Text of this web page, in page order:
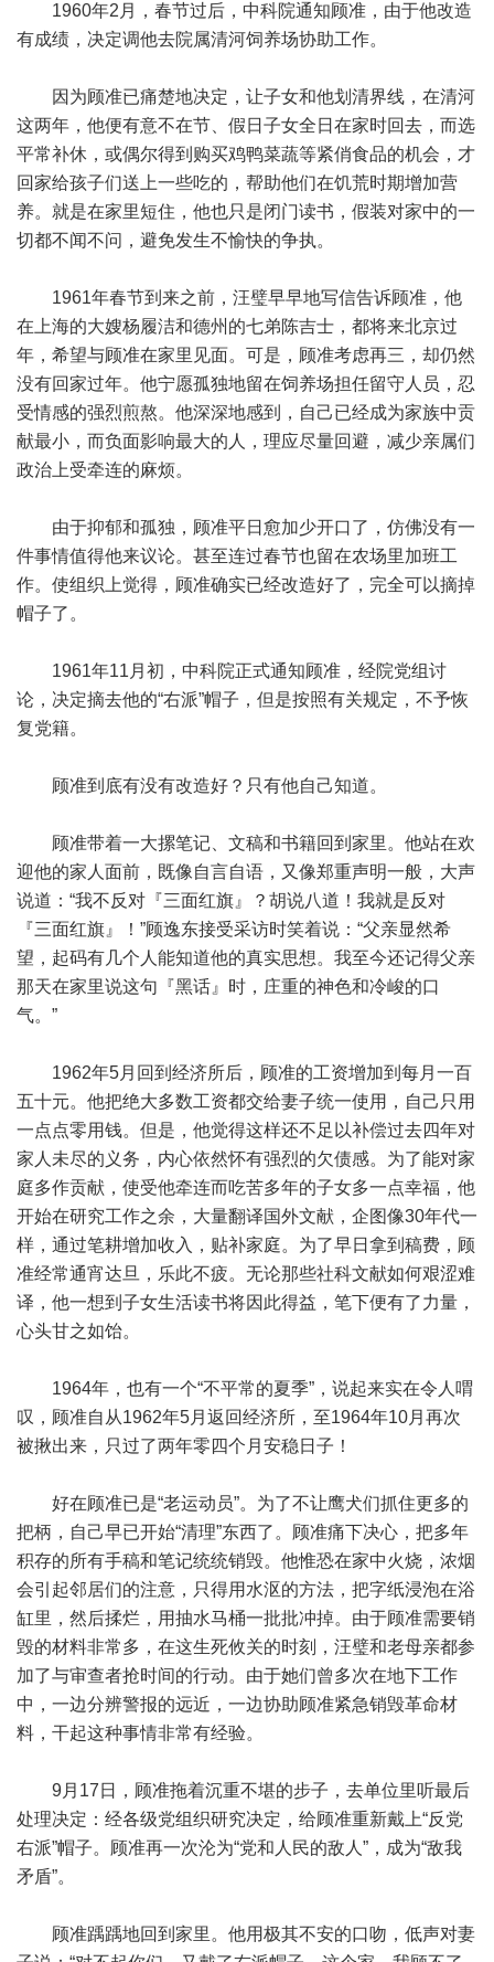
1960年2月，春节过后，中科院通知顾准，由于他改造
有成绩，决定调他去院属清河饲养场协助工作。
因为顾准已痛楚地决定，让子女和他划清界线，在清河
这两年，他便有意不在节、假日子女全日在家时回去，而选
平常补休，或偶尔得到购买鸡鸭菜蔬等紧俏食品的机会，才
回家给孩子们送上一些吃的，帮助他们在饥荒时期增加营
养。就是在家里短住，他也只是闭门读书，假装对家中的一
切都不闻不问，避免发生不愉快的争执。
1961年春节到来之前，汪璧早早地写信告诉顾准，他
在上海的大嫂杨履洁和德州的七弟陈吉士，都将来北京过
年，希望与顾准在家里见面。可是，顾准考虑再三，却仍然
没有回家过年。他宁愿孤独地留在饲养场担任留守人员，忍
受情感的强烈煎熬。他深深地感到，自己已经成为家族中贡
献最小，而负面影响最大的人，理应尽量回避，减少亲属们
政治上受牵连的麻烦。
由于抑郁和孤独，顾准平日愈加少开口了，仿佛没有一
件事情值得他来议论。甚至连过春节也留在农场里加班工
作。使组织上觉得，顾准确实已经改造好了，完全可以摘掉
帽子了。
1961年11月初，中科院正式通知顾准，经院党组讨
论，决定摘去他的“右派”帽子，但是按照有关规定，不予恢
复党籍。
顾准到底有没有改造好？只有他自己知道。
顾准带着一大摞笔记、文稿和书籍回到家里。他站在欢
迎他的家人面前，既像自言自语，又像郑重声明一般，大声
说道：“我不反对『三面红旗』？胡说八道！我就是反对
『三面红旗』！”顾逸东接受采访时笑着说：“父亲显然希
望，起码有几个人能知道他的真实思想。我至今还记得父亲
那天在家里说这句『黑话』时，庄重的神色和冷峻的口
气。”
1962年5月回到经济所后，顾准的工资增加到每月一百
五十元。他把绝大多数工资都交给妻子统一使用，自己只用
一点点零用钱。但是，他觉得这样还不足以补偿过去四年对
家人未尽的义务，内心依然怀有强烈的欠债感。为了能对家
庭多作贡献，使受他牵连而吃苦多年的子女多一点幸福，他
开始在研究工作之余，大量翻译国外文献，企图像30年代一
样，通过笔耕增加收入，贴补家庭。为了早日拿到稿费，顾
准经常通宵达旦，乐此不疲。无论那些社科文献如何艰涩难
译，他一想到子女生活读书将因此得益，笔下便有了力量，
心头甘之如饴。
1964年，也有一个“不平常的夏季”，说起来实在令人喟
叹，顾准自从1962年5月返回经济所，至1964年10月再次
被揪出来，只过了两年零四个月安稳日子！
好在顾准已是“老运动员”。为了不让鹰犬们抓住更多的
把柄，自己早已开始“清理”东西了。顾准痛下决心，把多年
积存的所有手稿和笔记统统销毁。他惟恐在家中火烧，浓烟
会引起邻居们的注意，只得用水沤的方法，把字纸浸泡在浴
缸里，然后揉烂，用抽水马桶一批批冲掉。由于顾准需要销
毁的材料非常多，在这生死攸关的时刻，汪璧和老母亲都参
加了与审查者抢时间的行动。由于她们曾多次在地下工作
中，一边分辨警报的远近，一边协助顾准紧急销毁革命材
料，干起这种事情非常有经验。
9月17日，顾准拖着沉重不堪的步子，去单位里听最后
处理决定：经各级党组织研究决定，给顾准重新戴上“反党
右派”帽子。顾准再一次沦为“党和人民的敌人”，成为“敌我
矛盾”。
顾准踽踽地回到家里。他用极其不安的口吻，低声对妻